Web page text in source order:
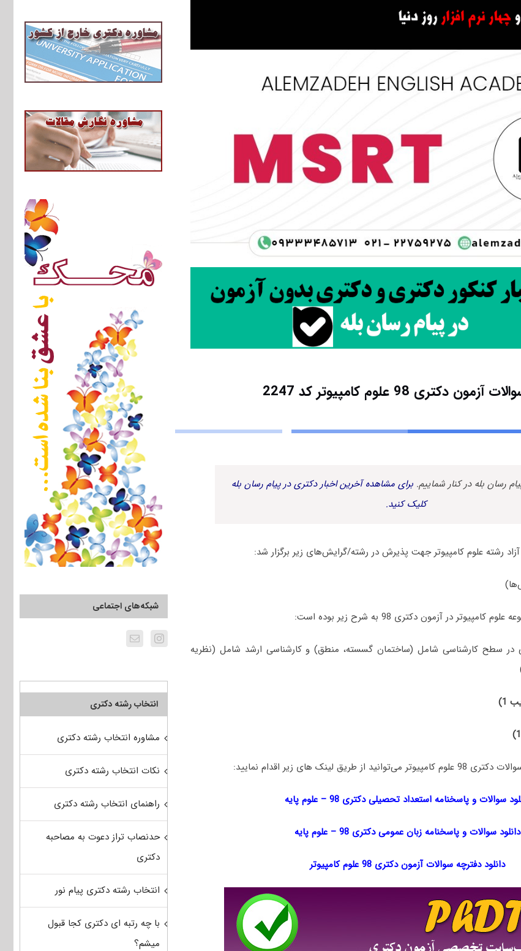
دکتری 98 علوم کامپیوتر کد 2247
رسان بله در کنار شماییم. برای مشاهده آخرین اخبار دکتری در پیام رسان بله
کلیک کنید.
در آزمون دکتری 98 به شرح زیر بوده است:
سطح کارشناسی شامل (ساختمان گسسته، منطق) و کارشناسی ارشد شامل (نظریه
1)
لینک های زیر اقدام نمایید:
سوالات و پاسخنامه استعداد تحصیلی دکتری 98 – علوم پایه
دانلود سوالات و پاسخنامه زبان عمومی دکتری 98 – علوم پایه
دانلود دفترچه سوالات آزمون دکتری 98 علوم کامپیوتر
شبکه‌های اجتماعی
انتخاب رشته دکتری
مشاوره انتخاب رشته دکتری
نکات انتخاب رشته دکتری
راهنمای انتخاب رشته دکتری
حدنصاب تراز دعوت به مصاحبه
دکتری
انتخاب رشته دکتری پیام نور
با چه رتبه ای دکتری کجا قبول
میشم؟